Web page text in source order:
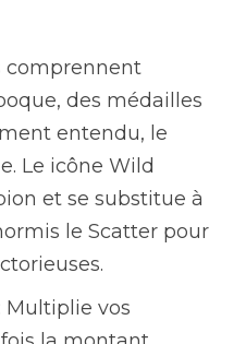
comprennent
des médailles
entendu, le
Le icône Wild
et se substitue à
le Scatter pour
: Multiplie vos